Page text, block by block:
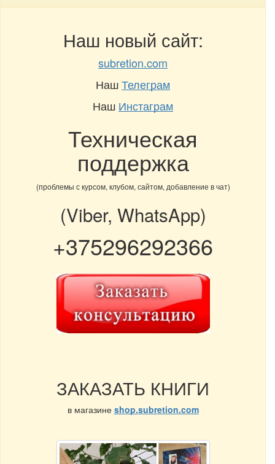
Наш новый сайт:
subretion.com
НашТелеграм
Наш Инстаграм
Техническая
поддержка
(проблемы с курсом, клубом, сайтом, добавление в чат)
(Viber, WhatsApp)
+375296292366
ЗАКАЗАТЬ КНИГИ
в магазине shop.subretion.com